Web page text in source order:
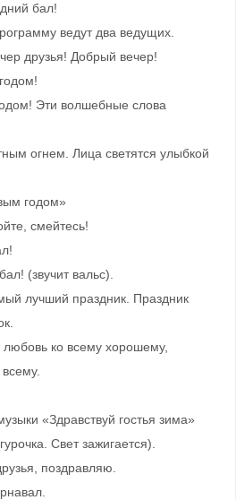
бал!
ведут два ведущих.
друзья! Добрый вечер!
Эти волшебные слова
огнем. Лица светятся улыбкой
годом»
смейтесь!
(звучит вальс).
лучший праздник. Праздник
ко всему хорошему,
«Здравствуй гостья зима»
Свет зажигается).
поздравляю.